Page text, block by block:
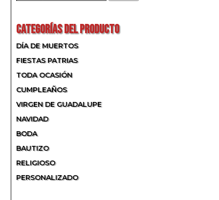
CATEGORÍAS DEL PRODUCTO
DÍA DE MUERTOS
FIESTAS PATRIAS
TODA OCASIÓN
CUMPLEAÑOS
VIRGEN DE GUADALUPE
NAVIDAD
BODA
BAUTIZO
RELIGIOSO
PERSONALIZADO